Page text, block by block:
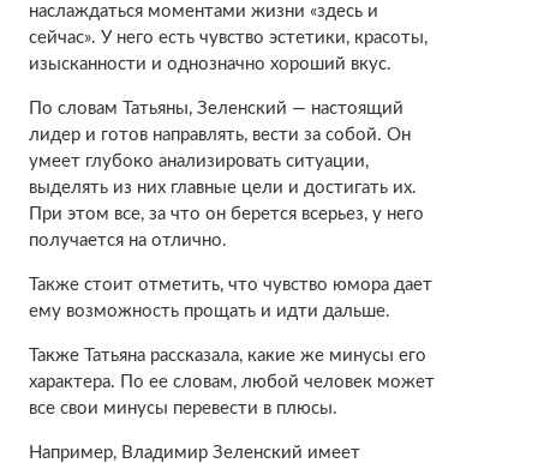
наслаждаться моментами жизни «здесь и
сейчас». У него есть чувство эстетики, красоты,
изысканности и однозначно хороший вкус.
По словам Татьяны, Зеленский — настоящий
лидер и готов направлять, вести за собой. Он
умеет глубоко анализировать ситуации,
выделять из них главные цели и достигать их.
При этом все, за что он берется всерьез, у него
получается на отлично.
Также стоит отметить, что чувство юмора дает
ему возможность прощать и идти дальше.
Также Татьяна рассказала, какие же минусы его
характера. По ее словам, любой человек может
все свои минусы перевести в плюсы.
Например, Владимир Зеленский имеет